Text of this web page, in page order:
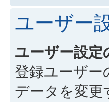
ユーザー
ユーザー設定
登録ユーザー
データを変